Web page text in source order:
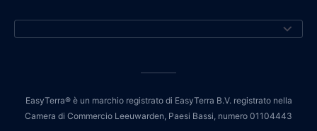
EasyTerra® è un marchio registrato di EasyTerra B.V. registrato nella
Camera di Commercio Leeuwarden, Paesi Bassi, numero 01104443